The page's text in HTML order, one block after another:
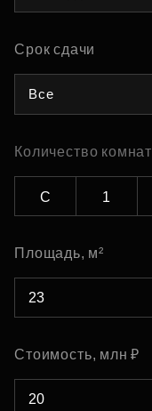
Срок сдачи
Все
Количество комнат
С 1
Площадь, м²
Стоимость, млн ₽